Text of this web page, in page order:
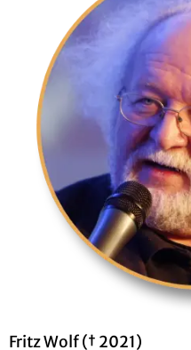
Fritz Wolf († 2021)